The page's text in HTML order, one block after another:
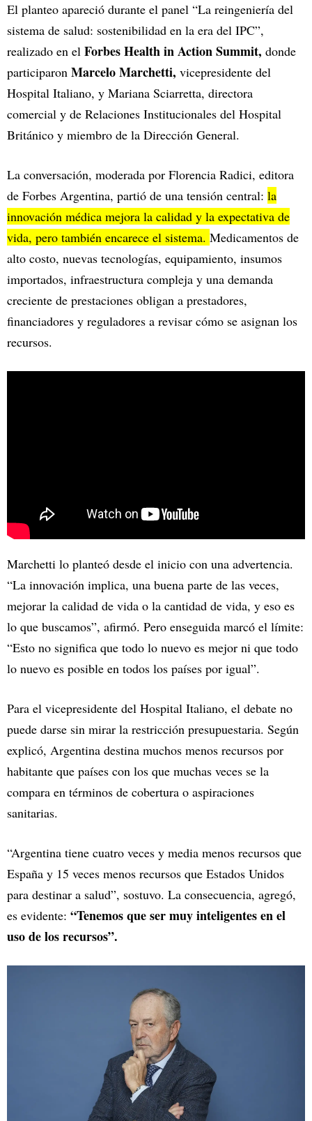
El planteo apareció durante el panel “La reingeniería del
sistema de salud: sostenibilidad en la era del IPC”,
realizado en el Forbes Health in Action Summit, donde
participaron Marcelo Marchetti, vicepresidente del
Hospital Italiano, y Mariana Sciarretta, directora
comercial y de Relaciones Institucionales del Hospital
Británico y miembro de la Dirección General.
La conversación, moderada por Florencia Radici, editora
de Forbes Argentina, partió de una tensión central: la
innovación médica mejora la calidad y la expectativa de
vida, pero también encarece el sistema. Medicamentos de
alto costo, nuevas tecnologías, equipamiento, insumos
importados, infraestructura compleja y una demanda
creciente de prestaciones obligan a prestadores,
financiadores y reguladores a revisar cómo se asignan los
recursos.
Marchetti lo planteó desde el inicio con una advertencia.
“La innovación implica, una buena parte de las veces,
mejorar la calidad de vida o la cantidad de vida, y eso es
lo que buscamos”, afirmó. Pero enseguida marcó el límite:
“Esto no significa que todo lo nuevo es mejor ni que todo
lo nuevo es posible en todos los países por igual”.
Para el vicepresidente del Hospital Italiano, el debate no
puede darse sin mirar la restricción presupuestaria. Según
explicó, Argentina destina muchos menos recursos por
habitante que países con los que muchas veces se la
compara en términos de cobertura o aspiraciones
sanitarias.
“Argentina tiene cuatro veces y media menos recursos que
España y 15 veces menos recursos que Estados Unidos
para destinar a salud”, sostuvo. La consecuencia, agregó,
es evidente: “Tenemos que ser muy inteligentes en el
uso de los recursos”.